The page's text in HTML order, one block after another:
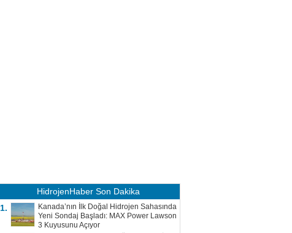
HidrojenHaber Son Dakika
1.
Kanada’nın İlk Doğal Hidrojen Sahasında
Yeni Sondaj Başladı: MAX Power Lawson
3 Kuyusunu Açıyor